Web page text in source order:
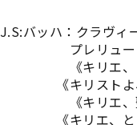
J.S:バッハ：クラヴィ
プレリュード
《キリエ、とこ
《キリストよ、
《キリエ、聖霊
《キリエ、とこ